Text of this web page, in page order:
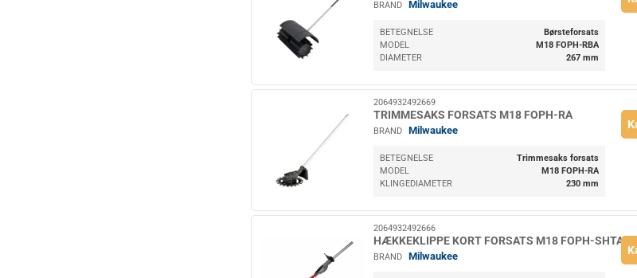
BRAND Milwaukee
BETEGNELSE
Børsteforsats
MODEL
M18 FOPH-RBA
DIAMETER
267 mm
2064932492669
TRIMMESAKS FORSATS M18 FOPH-RA
BRAND Milwaukee
BETEGNELSE
Trimmesaks forsats
MODEL
M18 FOPH-RA
KLINGEDIAMETER
230 mm
2064932492666
HÆKKEKLIPPE KORT FORSATS M18 FOPH-SHTA
BRAND Milwaukee